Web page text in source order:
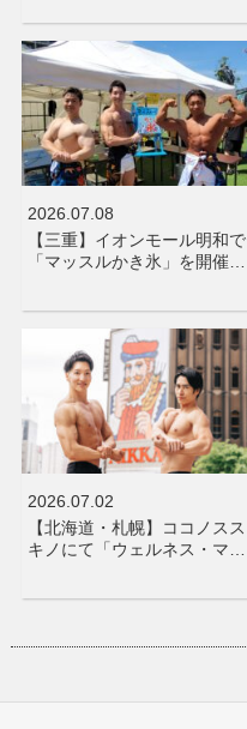
2026.07.08
【三重】イオンモール明和で
「マッスルかき氷」を開催…
2026.07.02
【北海道・札幌】ココノスス
キノにて「ウェルネス・マ…